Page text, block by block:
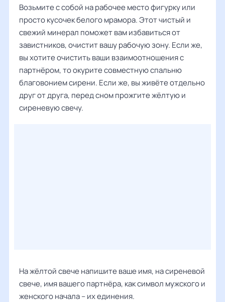
Возьмите с собой на рабочее место фигурку или
просто кусочек белого мрамора. Этот чистый и
свежий минерал поможет вам избавиться от
завистников, очистит вашу рабочую зону. Если же,
вы хотите очистить ваши взаимоотношения с
партнёром, то окурите совместную спальню
благовонием сирени. Если же, вы живёте отдельно
друг от друга, перед сном прожгите жёлтую и
сиреневую свечу.
На жёлтой свече напишите ваше имя, на сиреневой
свече, имя вашего партнёра, как символ мужского и
женского начала – их единения.